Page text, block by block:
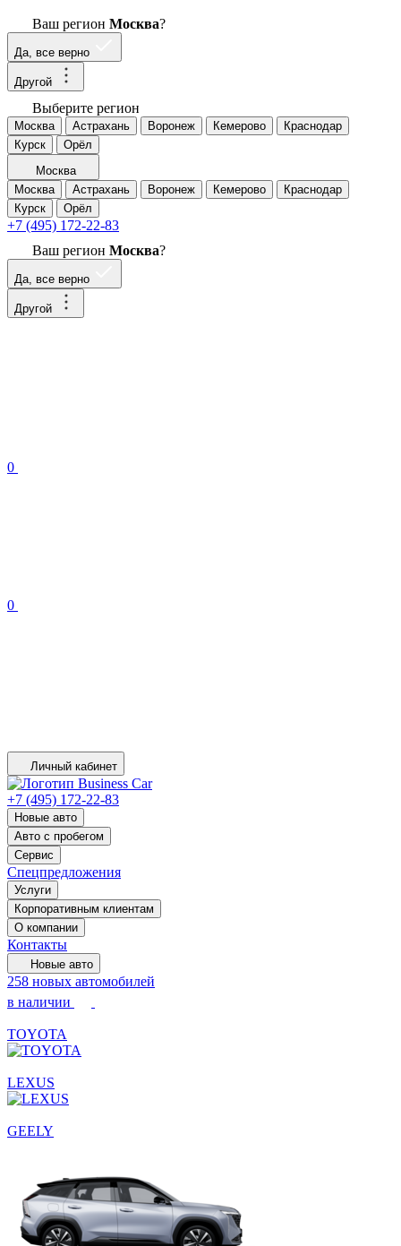
Ваш регион Москва?
Да, все верно
Другой
Выберите регион
Москва Астрахань Воронеж Кемерово
Краснодар
Курск
Орёл
Москва
Москва
Астрахань Воронеж Кемерово
Краснодар
Курск
Орёл
+7 (495) 172-22-83
Ваш регион Москва?
Да, все верно
Другой
0
0
Личный кабинет
+7 (495) 172-22-83
Новые авто
Авто с пробегом
Сервис
Спецпредложения
Услуги
Корпоративным клиентам
О компании
Контакты
Новые авто
258 новых автомобилей
в наличии
TOYOTA
LEXUS
GEELY